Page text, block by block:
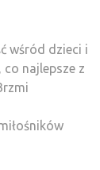
wśród dzieci i
najlepsze z